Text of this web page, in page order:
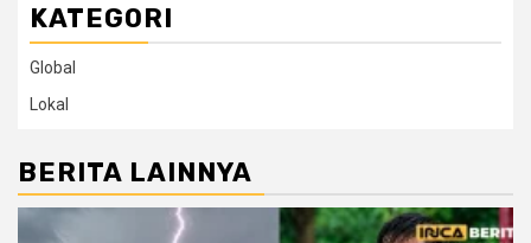
KATEGORI
Global
Lokal
BERITA LAINNYA